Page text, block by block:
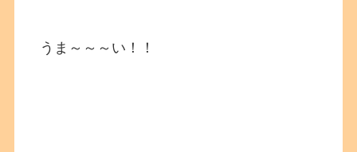
うま～～～い！！